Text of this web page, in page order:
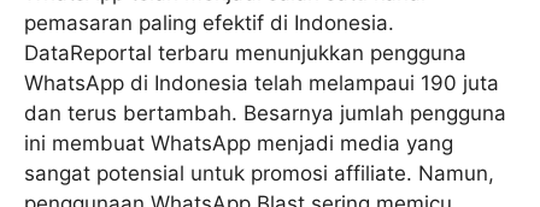
pemasaran paling efektif di Indonesia.
DataReportal terbaru menunjukkan pengguna
WhatsApp di Indonesia telah melampaui 190 juta
dan terus bertambah. Besarnya jumlah pengguna
ini membuat WhatsApp menjadi media yang
sangat potensial untuk promosi affiliate. Namun,